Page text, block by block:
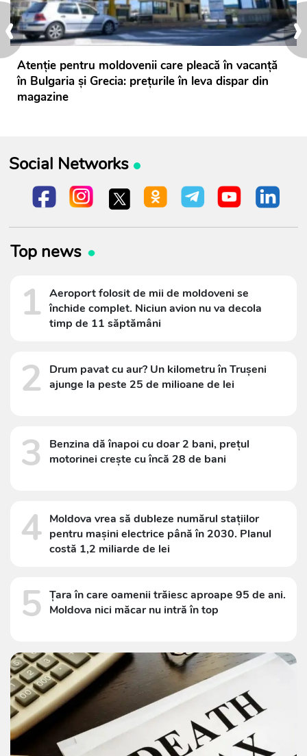
›
‹
Atenție pentru moldovenii care pleacă în vacanță
în Bulgaria și Grecia: prețurile în leva dispar din
magazine
Social Networks
Top news
1 Aeroport folosit de mii de moldoveni se
închide complet. Niciun avion nu va decola
timp de 11 săptămâni
2
Drum pavat cu aur? Un kilometru în Trușeni
ajunge la peste 25 de milioane de lei
3
Benzina dă înapoi cu doar 2 bani, prețul
motorinei crește cu încă 28 de bani
4 Moldova vrea să dubleze numărul stațiilor
pentru mașini electrice până în 2030. Planul
costă 1,2 miliarde de lei
5 Țara în care oamenii trăiesc aproape 95 de ani.
Moldova nici măcar nu intră în top